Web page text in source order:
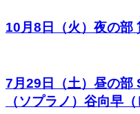
10月8日（火）夜の部
7月29日（土）昼の部
（ソプラノ）谷向早（